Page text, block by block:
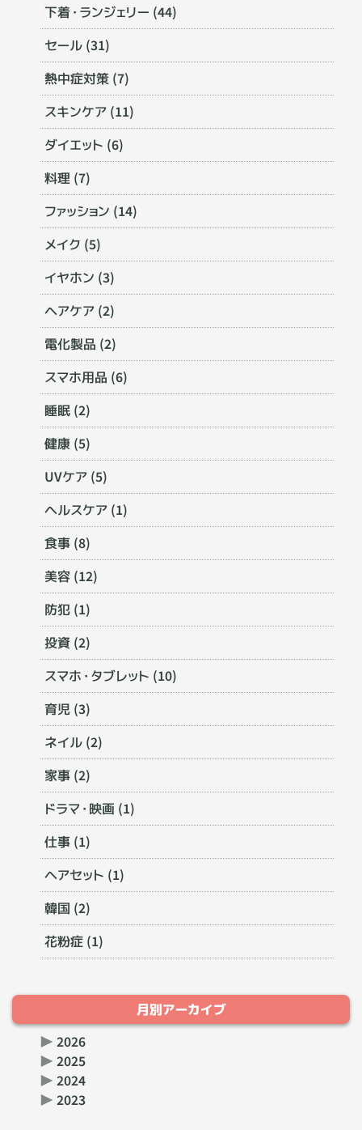
下着・ランジェリー (44)
セール (31)
熱中症対策 (7)
スキンケア (11)
ダイエット (6)
料理 (7)
ファッション (14)
メイク (5)
イヤホン (3)
ヘアケア (2)
電化製品 (2)
スマホ用品 (6)
睡眠 (2)
健康 (5)
UVケア (5)
ヘルスケア (1)
食事 (8)
美容 (12)
防犯 (1)
投資 (2)
スマホ・タブレット (10)
育児 (3)
ネイル (2)
家事 (2)
ドラマ・映画 (1)
仕事 (1)
ヘアセット (1)
韓国 (2)
花粉症 (1)
月別アーカイブ
▶ 2026
▶ 2025
▶ 2024
▶ 2023